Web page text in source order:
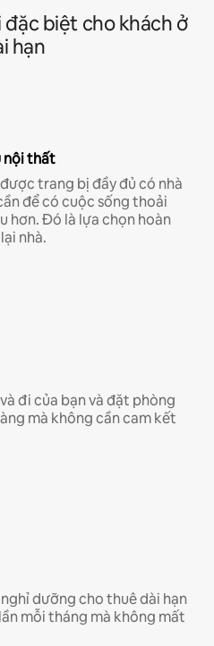
đặc biệt cho khách ở
hạn
nội thất
trang bị đầy đủ có nhà
để có cuộc sống thoải
hơn. Đó là lựa chọn hoàn
nhà.
đi của bạn và đặt phòng
mà không cần cam kết
dưỡng cho thuê dài hạn
mỗi tháng mà không mất